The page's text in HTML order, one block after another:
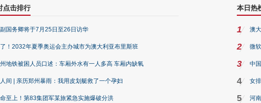
点击排行
国务卿将于7月25日至26日访华
！2032年夏季奥运会主办城市为澳大利亚布里斯班
地铁被困人员口述：车厢外水有一人多高 车厢内缺氧
间 | 亲历郑州暴雨：我用皮划艇救了一个孕妇
至上！第83集团军某旅紧急实施爆破分洪
本日热
1 澳
2 微
3 中
4 女
5 河